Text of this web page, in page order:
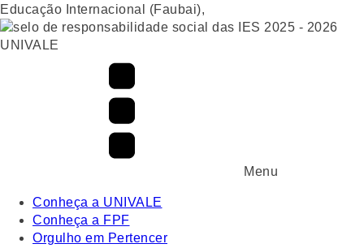
UNIVALE
Menu
Conheça a UNIVALE
Conheça a FPF
Orgulho em Pertencer